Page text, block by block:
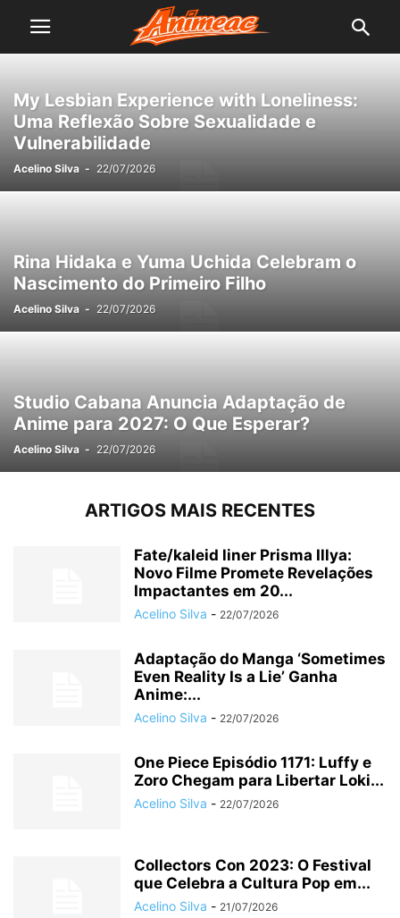
My Lesbian Experience with Loneliness:
Uma Reflexão Sobre Sexualidade e
Vulnerabilidade
Acelino Silva - 22/07/2026
Rina Hidaka e Yuma Uchida Celebram o
Nascimento do Primeiro Filho
Acelino Silva - 22/07/2026
Studio Cabana Anuncia Adaptação de
Anime para 2027: O Que Esperar?
Acelino Silva - 22/07/2026
ARTIGOS MAIS RECENTES
Fate/kaleid liner Prisma Illya:
Novo Filme Promete Revelações
Impactantes em 20...
Acelino Silva - 22/07/2026
Adaptação do Manga ‘Sometimes
Even Reality Is a Lie’ Ganha
Anime:...
Acelino Silva - 22/07/2026
One Piece Episódio 1171: Luffy e
Zoro Chegam para Libertar Loki...
Acelino Silva - 22/07/2026
Collectors Con 2023: O Festival
que Celebra a Cultura Pop em...
Acelino Silva - 21/07/2026